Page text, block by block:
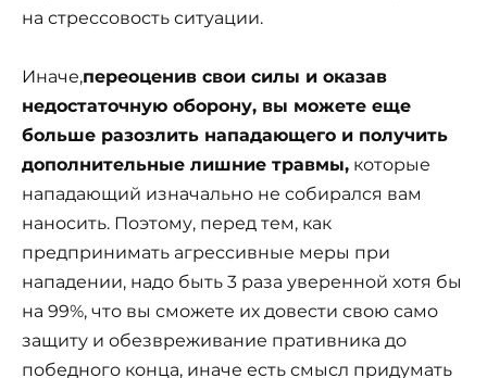
на стрессовость ситуации.
Иначе,переоценив свои силы и оказав
недостаточную оборону, вы можете еще
больше разозлить нападающего и получить
дополнительные лишние травмы, которые
нападающий изначально не собирался вам
наносить. Поэтому, перед тем, как
предпринимать агрессивные меры при
нападении, надо быть 3 раза уверенной хотя бы
на 99%, что вы сможете их довести свою само
защиту и обезвреживание пративника до
победного конца, иначе есть смысл придумать